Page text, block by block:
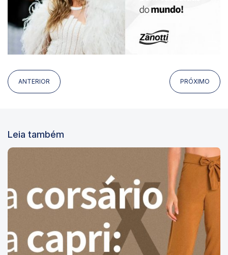
ANTERIOR PRÓXIMO
Leia também